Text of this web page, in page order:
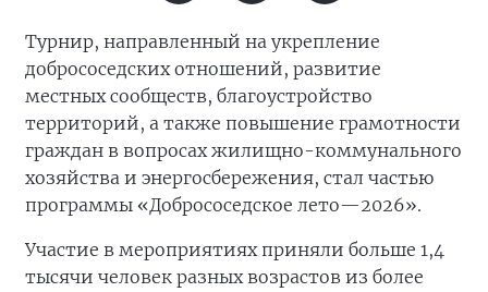
Турнир, направленный на укрепление
добрососедских отношений, развитие
местных сообществ, благоустройство
территорий, а также повышение грамотности
граждан в вопросах жилищно-коммунального
хозяйства и энергосбережения, стал частью
программы «Добрососедское лето—2026».
Участие в мероприятиях приняли больше 1,4
тысячи человек разных возрастов из более